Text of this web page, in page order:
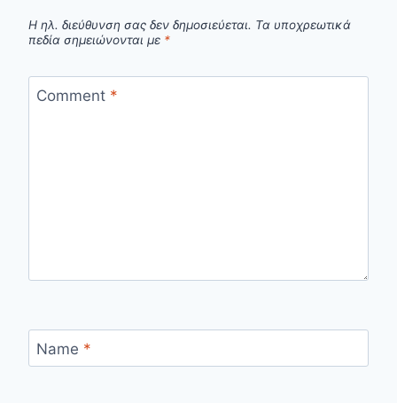
Η ηλ. διεύθυνση σας δεν δημοσιεύεται. Τα υποχρεωτικά
πεδία σημειώνονται με *
Comment *
Name *